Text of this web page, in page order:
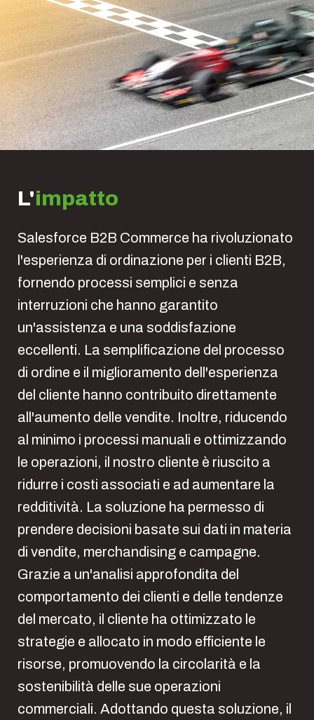
L'impatto
Salesforce B2B Commerce ha rivoluzionato
l'esperienza di ordinazione per i clienti B2B,
fornendo processi semplici e senza
interruzioni che hanno garantito
un'assistenza e una soddisfazione
eccellenti. La semplificazione del processo
di ordine e il miglioramento dell'esperienza
del cliente hanno contribuito direttamente
all'aumento delle vendite. Inoltre, riducendo
al minimo i processi manuali e ottimizzando
le operazioni, il nostro cliente è riuscito a
ridurre i costi associati e ad aumentare la
redditività. La soluzione ha permesso di
prendere decisioni basate sui dati in materia
di vendite, merchandising e campagne.
Grazie a un'analisi approfondita del
comportamento dei clienti e delle tendenze
del mercato, il cliente ha ottimizzato le
strategie e allocato in modo efficiente le
risorse, promuovendo la circolarità e la
sostenibilità delle sue operazioni
commerciali. Adottando questa soluzione, il